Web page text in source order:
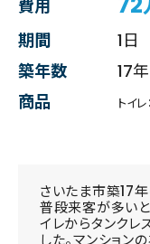
費用
期間
1日
築年数
17年
商品
トイ
さいたま市築17
普段来客が多い
イレからタンク
した。マンショ